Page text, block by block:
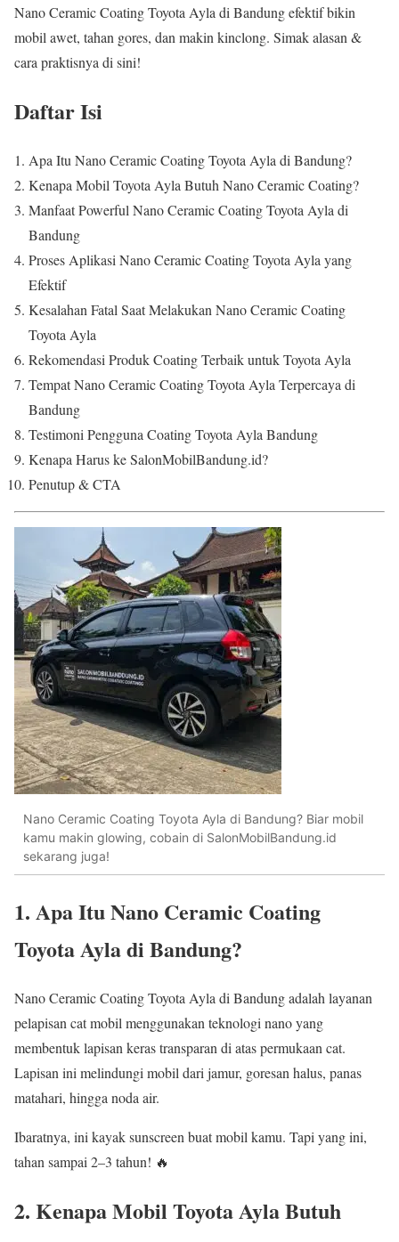
Nano Ceramic Coating Toyota Ayla di Bandung efektif bikin
mobil awet, tahan gores, dan makin kinclong. Simak alasan &
cara praktisnya di sini!
Daftar Isi
Apa Itu Nano Ceramic Coating Toyota Ayla di Bandung?
Kenapa Mobil Toyota Ayla Butuh Nano Ceramic Coating?
Manfaat Powerful Nano Ceramic Coating Toyota Ayla di
Bandung
Proses Aplikasi Nano Ceramic Coating Toyota Ayla yang
Efektif
Kesalahan Fatal Saat Melakukan Nano Ceramic Coating
Toyota Ayla
Rekomendasi Produk Coating Terbaik untuk Toyota Ayla
Tempat Nano Ceramic Coating Toyota Ayla Terpercaya di
Bandung
Testimoni Pengguna Coating Toyota Ayla Bandung
Kenapa Harus ke SalonMobilBandung.id?
Penutup & CTA
Nano Ceramic Coating Toyota Ayla di Bandung? Biar mobil
kamu makin glowing, cobain di SalonMobilBandung.id
sekarang juga!
1. Apa Itu Nano Ceramic Coating
Toyota Ayla di Bandung?
Nano Ceramic Coating Toyota Ayla di Bandung adalah layanan
pelapisan cat mobil menggunakan teknologi nano yang
membentuk lapisan keras transparan di atas permukaan cat.
Lapisan ini melindungi mobil dari jamur, goresan halus, panas
matahari, hingga noda air.
Ibaratnya, ini kayak sunscreen buat mobil kamu. Tapi yang ini,
tahan sampai 2–3 tahun! 🔥
2. Kenapa Mobil Toyota Ayla Butuh